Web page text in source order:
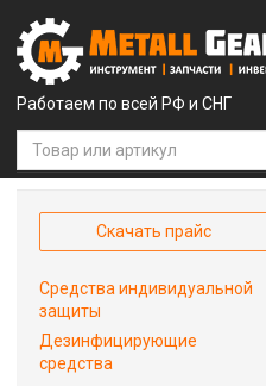
Работаем по всей РФ и СНГ
Скачать прайс
Средства индивидуальной
защиты
Дезинфицирующие
средства